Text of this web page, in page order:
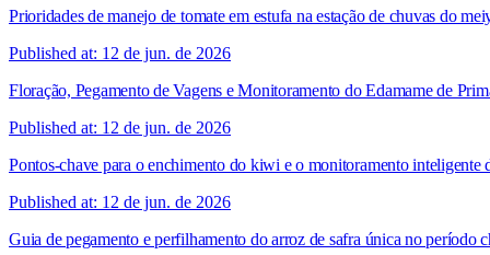
Prioridades de manejo de tomate em estufa na estação de chuvas do
Published at: 12 de jun. de 2026
Floração, Pegamento de Vagens e Monitoramento do Edamame de
Published at: 12 de jun. de 2026
Pontos-chave para o enchimento do kiwi e o monitoramento inteligente
Published at: 12 de jun. de 2026
Guia de pegamento e perfilhamento do arroz de safra única no período